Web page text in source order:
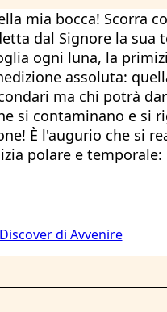
mia bocca! Scorra
dal Signore la
ogni luna, la
assoluta:
ma chi potrà
si contaminano e si
È l'augurio che si
polare e
di Avvenire